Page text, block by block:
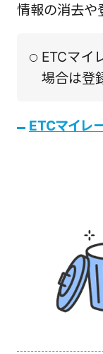
情報の消去や
ETCマイ
場合は登
ETCマイレ